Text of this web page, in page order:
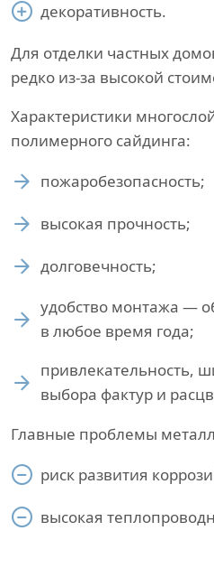
декоративность.
Для отделки частных
редко из-за высокой
Характеристики
полимерного сайдинга:
пожаробезопасность;
высокая прочность;
долговечность;
удобство монтажа —
в любое время года;
привлекательность,
выбора фактур и
Главные проблемы
риск развития
высокая